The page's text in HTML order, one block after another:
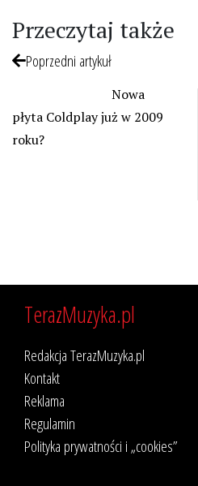
Przeczytaj także
Poprzedni artykuł
Nowa
płyta Coldplay już w 2009
roku?
TerazMuzyka.pl
Redakcja TerazMuzyka.pl
Kontakt
Reklama
Regulamin
Polityka prywatności i „cookies”